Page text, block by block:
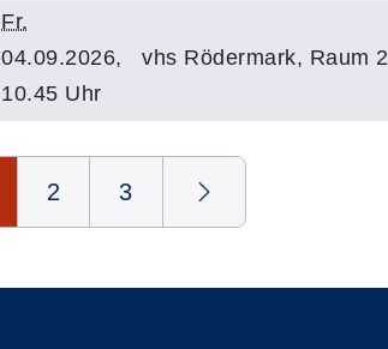
Fr.
04.09.2026,
10.45 Uhr
vhs Rödermark, Raum 2
2 3